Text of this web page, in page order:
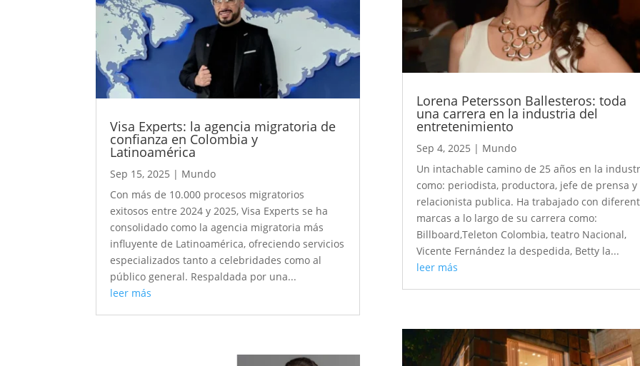
Visa Experts: la agencia migratoria de
confianza en Colombia y
Latinoamérica
Sep 15, 2025 | Mundo
Con más de 10.000 procesos migratorios
exitosos entre 2024 y 2025, Visa Experts se ha
consolidado como la agencia migratoria más
influyente de Latinoamérica, ofreciendo servicios
especializados tanto a celebridades como al
público general. Respaldada por una...
leer más
Lorena Petersson Ballesteros: toda
una carrera en la industria del
entretenimiento
Sep 4, 2025 | Mundo
Un intachable camino de 25 años en la
como: periodista, productora, jefe de prensa y
relacionista publica. Ha trabajado con
marcas a lo largo de su carrera como:
Billboard,Teleton Colombia, teatro Nacional,
Vicente Fernández la despedida, Betty la...
leer más